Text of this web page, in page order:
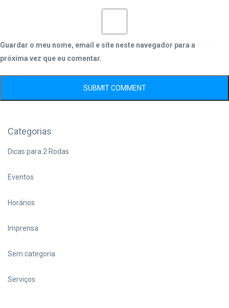
Guardar o meu nome, email e site neste navegador para a
próxima vez que eu comentar.
Categorias
Dicas para 2 Rodas
Eventos
Horários
Imprensa
Sem categoria
Serviços